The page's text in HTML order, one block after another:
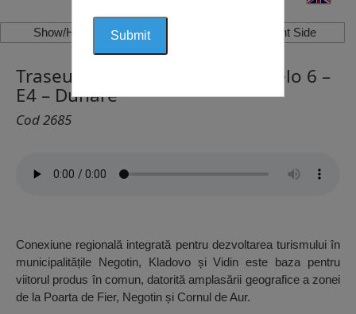
Show/Hide Left Side Show/Hide Right Side
Traseul pentru Bicicletă Euro Velo 6 –
E4 – Dunăre
Cod 2685
Conexiune regională integrată pentru dezvoltarea turismului în
municipalitățile Negotin, Kladovo și Vidin este baza pentru
viitorul produs în comun, datorită amplasării geografice a zonei
de la Poarta de Fier, Negotin și Cornul de Aur.